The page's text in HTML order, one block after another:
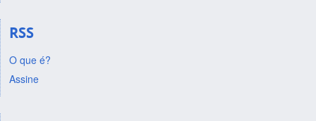
RSS
O que é?
Assine